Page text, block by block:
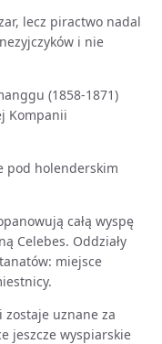
lecz piractwo nadal
i nie
(1858-1871)
Kompanii
pod holenderskim
całą wyspę
Celebes. Oddziały
miejsce
zostaje uznane za
jeszcze wyspiarskie